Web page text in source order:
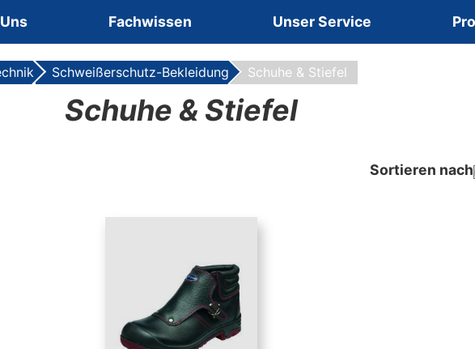
Fachwissen Unser Service
Schweißerschutz-Bekleidung Schuhe & Stiefel
Schuhe & Stiefel
Sortieren nach